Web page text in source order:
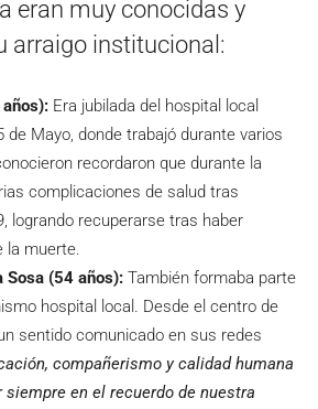
eran muy conocidas y
arraigo institucional:
Era jubilada del hospital local
de Mayo, donde trabajó durante varios
recordaron que durante la
complicaciones de salud tras
logrando recuperarse tras haber
la muerte.
Sosa (54 años): También formaba parte
hospital local. Desde el centro de
sentido comunicado en sus redes
compañerismo y calidad humana
siempre en el recuerdo de nuestra